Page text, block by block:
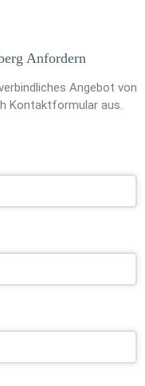
Anfordern
Angebot von
Kontaktformular aus.